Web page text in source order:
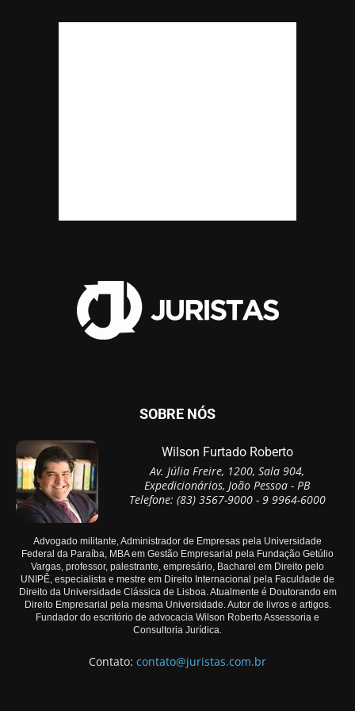
SOBRE NÓS
Wilson Furtado Roberto
Av. Júlia Freire, 1200, Sala 904,
Expedicionários, João Pessoa - PB
Telefone: (83) 3567-9000 - 9 9964-6000
Advogado militante, Administrador de Empresas pela Universidade
Federal da Paraíba, MBA em Gestão Empresarial pela Fundação Getúlio
Vargas, professor, palestrante, empresário, Bacharel em Direito pelo
UNIPÊ, especialista e mestre em Direito Internacional pela Faculdade de
Direito da Universidade Clássica de Lisboa. Atualmente é Doutorando em
Direito Empresarial pela mesma Universidade. Autor de livros e artigos.
Fundador do escritório de advocacia Wilson Roberto Assessoria e
Consultoria Jurídica.
Contato: contato@juristas.com.br